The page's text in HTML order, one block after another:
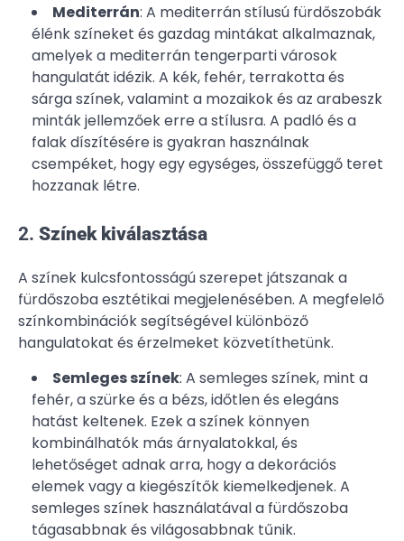
Mediterrán: A mediterrán stílusú fürdőszobák
élénk színeket és gazdag mintákat alkalmaznak,
amelyek a mediterrán tengerparti városok
hangulatát idézik. A kék, fehér, terrakotta és
sárga színek, valamint a mozaikok és az arabeszk
minták jellemzőek erre a stílusra. A padló és a
falak díszítésére is gyakran használnak
csempéket, hogy egy egységes, összefüggő teret
hozzanak létre.
2. Színek kiválasztása
A színek kulcsfontosságú szerepet játszanak a
fürdőszoba esztétikai megjelenésében. A megfelelő
színkombinációk segítségével különböző
hangulatokat és érzelmeket közvetíthetünk.
Semleges színek: A semleges színek, mint a
fehér, a szürke és a bézs, időtlen és elegáns
hatást keltenek. Ezek a színek könnyen
kombinálhatók más árnyalatokkal, és
lehetőséget adnak arra, hogy a dekorációs
elemek vagy a kiegészítők kiemelkedjenek. A
semleges színek használatával a fürdőszoba
tágasabbnak és világosabbnak tűnik.